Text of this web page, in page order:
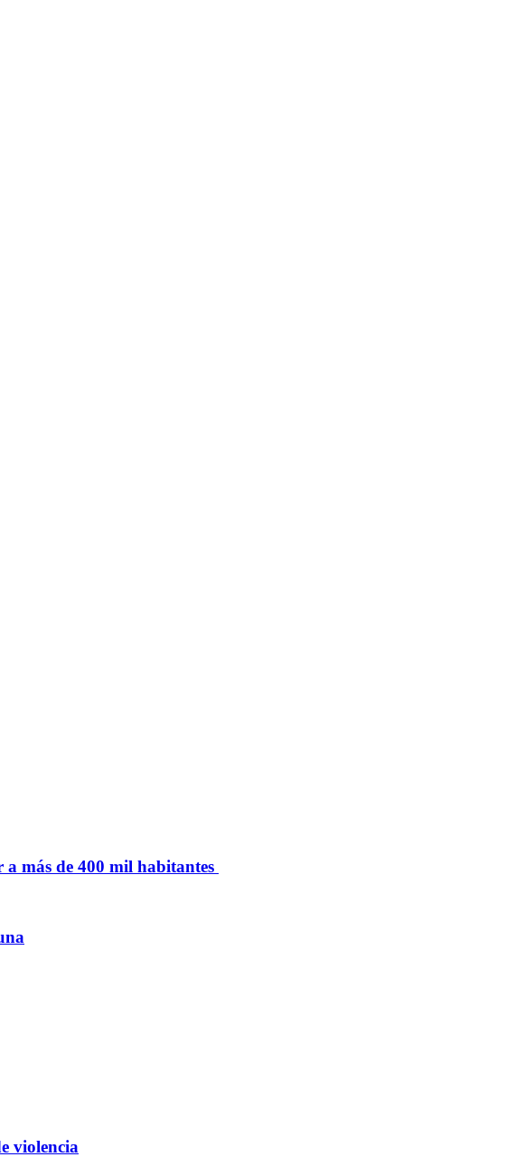
más de 400 mil habitantes
violencia